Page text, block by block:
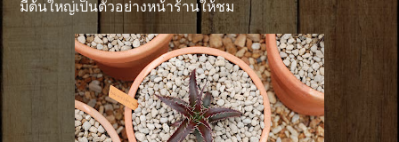
มีต้นใหญ่เป็นตัวอย่างหน้าร้านให้ชม